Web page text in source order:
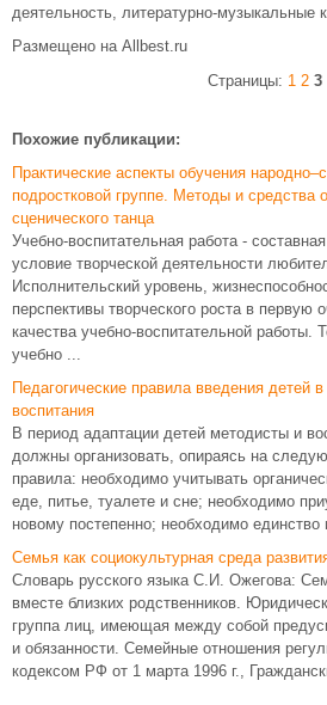
деятельность, литературно-музыкальные
Размещено на Allbest.ru
Страницы: 1 2 3
Похожие публикации:
Практические аспекты обучения
подростковой группе. Методы и средства
сценического танца
Учебно-воспитательная работа -
условие творческой деятельности
Исполнительский уровень,
перспективы творческого роста в первую
качества учебно-воспитательной работы.
учебно ...
Педагогические правила введения детей
воспитания
В период адаптации детей методисты и
должны организовать, опираясь на
правила: необходимо учитывать
еде, питье, туалете и сне; необходимо
новому постепенно; необходимо единство
Семья как социокультурная среда
Словарь русского языка С.И. Ожегова:
вместе близких родственников.
группа лиц, имеющая между собой
и обязанности. Семейные отношения
кодексом РФ от 1 марта 1996 г.,